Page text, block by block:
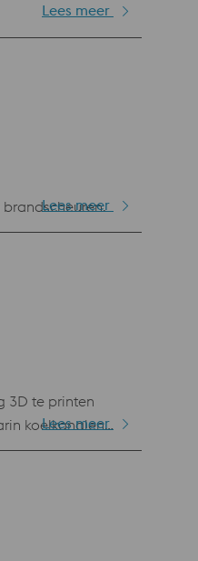
Lees meer
Lees meer
3D te printen
koelkanalen
Lees meer